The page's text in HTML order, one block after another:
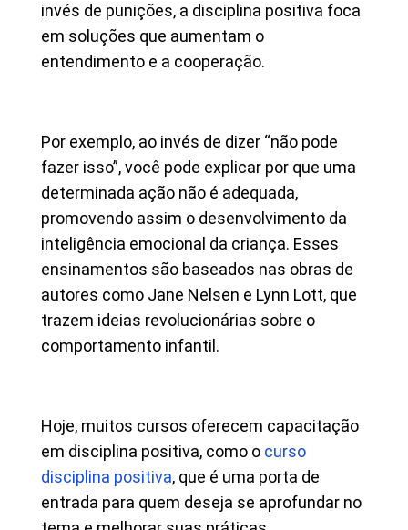
invés de punições, a disciplina positiva foca
em soluções que aumentam o
entendimento e a cooperação.
Por exemplo, ao invés de dizer “não pode
fazer isso”, você pode explicar por que uma
determinada ação não é adequada,
promovendo assim o desenvolvimento da
inteligência emocional da criança. Esses
ensinamentos são baseados nas obras de
autores como Jane Nelsen e Lynn Lott, que
trazem ideias revolucionárias sobre o
comportamento infantil.
Hoje, muitos cursos oferecem capacitação
em disciplina positiva, como o curso
disciplina positiva, que é uma porta de
entrada para quem deseja se aprofundar no